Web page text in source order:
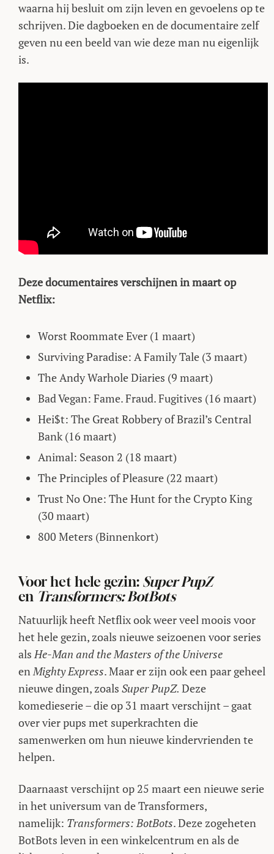
waarna hij besluit om zijn leven en gevoelens op te
schrijven. Die dagboeken en de documentaire zelf
geven nu een beeld van wie deze man nu eigenlijk
is.
Deze documentaires verschijnen in maart op
Netflix:
Worst Roommate Ever (1 maart)
Surviving Paradise: A Family Tale (3 maart)
The Andy Warhole Diaries (9 maart)
Bad Vegan: Fame. Fraud. Fugitives (16 maart)
Hei$t: The Great Robbery of Brazil’s Central
Bank (16 maart)
Animal: Season 2 (18 maart)
The Principles of Pleasure (22 maart)
Trust No One: The Hunt for the Crypto King
(30 maart)
800 Meters (Binnenkort)
Voor het hele gezin: Super PupZ
en Transformers: BotBots
Natuurlijk heeft Netflix ook weer veel moois voor
het hele gezin, zoals nieuwe seizoenen voor series
alsHe-Man and the Masters of the Universe
enMighty Express. Maar er zijn ook een paar geheel
nieuwe dingen, zoals Super PupZ. Deze
komedieserie – die op 31 maart verschijnt – gaat
over vier pups met superkrachten die
samenwerken om hun nieuwe kindervrienden te
helpen.
Daarnaast verschijnt op 25 maart een nieuwe serie
in het universum van de Transformers,
namelijk: Transformers: BotBots. Deze zogeheten
BotBots leven in een winkelcentrum en als de